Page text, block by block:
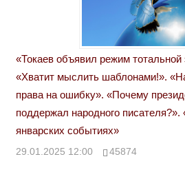
«Токаев объявил режим тотальной
«Хватит мыслить шаблонами!».
права на ошибку». «Почему
поддержал народного
январских событиях»
29.01.2025 12:00 45874